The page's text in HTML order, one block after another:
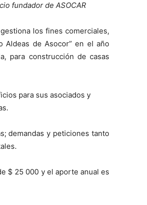
fundador de ASOCAR
los fines comerciales,
Aldeas de Asocor” en el año
para construcción de casas
para sus asociados y
demandas y peticiones tanto
$ 25 000 y el aporte anual es